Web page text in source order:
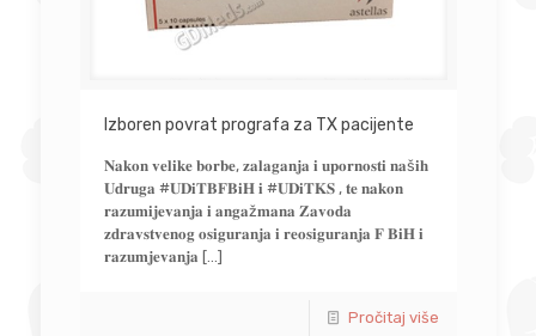
Izboren povrat prografa za TX pacijente
𝐍𝐚𝐤𝐨𝐧 𝐯𝐞𝐥𝐢𝐤𝐞 𝐛𝐨𝐫𝐛𝐞, 𝐳𝐚𝐥𝐚𝐠𝐚𝐧𝐣𝐚 𝐢 𝐮𝐩𝐨𝐫𝐧𝐨𝐬𝐭𝐢 𝐧𝐚š𝐢𝐡
𝐔𝐝𝐫𝐮𝐠𝐚 #𝐔𝐃𝐢𝐓𝐁𝐅𝐁𝐢𝐇 𝐢 #𝐔𝐃𝐢𝐓𝐊𝐒 , 𝐭𝐞 𝐧𝐚𝐤𝐨𝐧
𝐫𝐚𝐳𝐮𝐦𝐢𝐣𝐞𝐯𝐚𝐧𝐣𝐚 𝐢 𝐚𝐧𝐠𝐚ž𝐦𝐚𝐧𝐚 𝐙𝐚𝐯𝐨𝐝𝐚
𝐳𝐝𝐫𝐚𝐯𝐬𝐭𝐯𝐞𝐧𝐨𝐠 𝐨𝐬𝐢𝐠𝐮𝐫𝐚𝐧𝐣𝐚 𝐢 𝐫𝐞𝐨𝐬𝐢𝐠𝐮𝐫𝐚𝐧𝐣𝐚 𝐅 𝐁𝐢𝐇 𝐢
𝐫𝐚𝐳𝐮𝐦𝐣𝐞𝐯𝐚𝐧𝐣𝐚 […]
Pročitaj više